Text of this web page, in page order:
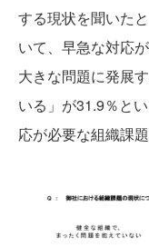
する現状を聞いた
いて、早急な対応
大きな問題に発展
いる」が31.9％と
応が必要な組織課